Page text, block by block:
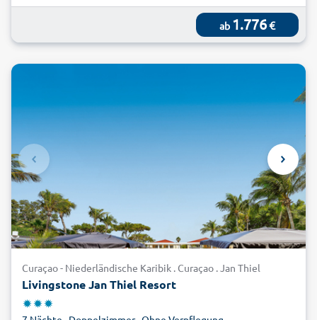
ab 1.776€
Curaçao - Niederländische Karibik . Curaçao . Jan Thiel
Livingstone Jan Thiel Resort